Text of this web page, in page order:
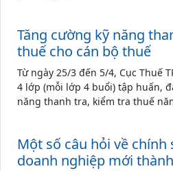
Tăng cường kỹ năng
thuế cho cán bộ thuế
Từ ngày 25/3 đến 5/4, Cục Thuế
4 lớp (mỗi lớp 4 buổi) tập huấn,
năng thanh tra, kiểm tra thuế
Một số câu hỏi về chính
doanh nghiệp mới